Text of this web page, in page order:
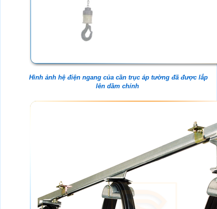
Hình ảnh hệ điện ngang của cần trục áp tường đã được lắp
lên dầm chính